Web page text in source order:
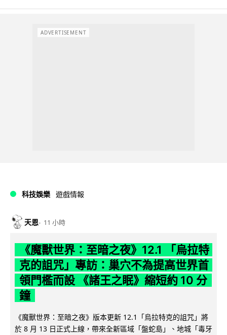
ADVERTISEMENT
科技娛樂 遊戲情報
天恩 11 小時
《魔獸世界：至暗之夜》12.1 「烏拉特
克的詛咒」專訪：巢穴不為提高世界首
領門檻而設 《諸王之眠》縮短約 10 分
鐘
《魔獸世界：至暗之夜》版本更新 12.1「烏拉特克的詛咒」將
於 8 月 13 日正式上線，帶來全新區域「盤蛇島」、地城「毒牙